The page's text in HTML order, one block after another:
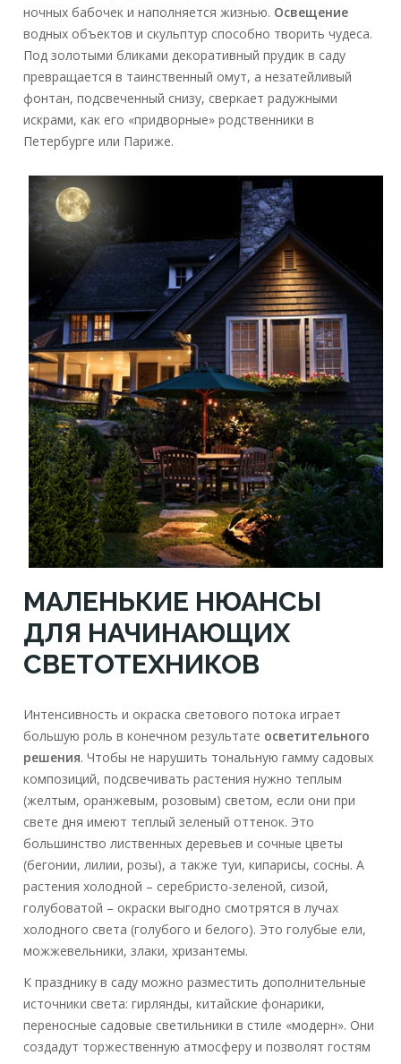
ночных бабочек и наполняется жизнью. Освещение
водных объектов и скульптур способно творить чудеса.
Под золотыми бликами декоративный прудик в саду
превращается в таинственный омут, а незатейливый
фонтан, подсвеченный снизу, сверкает радужными
искрами, как его «придворные» родственники в
Петербурге или Париже.
МАЛЕНЬКИЕ НЮАНСЫ
ДЛЯ НАЧИНАЮЩИХ
СВЕТОТЕХНИКОВ
Интенсивность и окраска светового потока играет
большую роль в конечном результате осветительного
решения. Чтобы не нарушить тональную гамму садовых
композиций, подсвечивать растения нужно теплым
(желтым, оранжевым, розовым) светом, если они при
свете дня имеют теплый зеленый оттенок. Это
большинство лиственных деревьев и сочные цветы
(бегонии, лилии, розы), а также туи, кипарисы, сосны. А
растения холодной – серебристо-зеленой, сизой,
голубоватой – окраски выгодно смотрятся в лучах
холодного света (голубого и белого). Это голубые ели,
можжевельники, злаки, хризантемы.
К празднику в саду можно разместить дополнительные
источники света: гирлянды, китайские фонарики,
переносные садовые светильники в стиле «модерн». Они
создадут торжественную атмосферу и позволят гостям